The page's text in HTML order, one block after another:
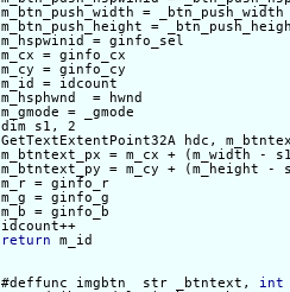
m_btn_push_width = _btn_push_width
m_btn_push_height =
m_hspwinid = ginfo_sel
m_cx = ginfo_cx
m_cy = ginfo_cy
m_id = idcount
m_hsphwnd  = hwnd
m_gmode = _gmode
dim s1, 2
GetTextExtentPoint32A hdc,
m_btntext_px = m_cx + (m_width -
m_btntext_py = m_cy + (m_height -
m_r = ginfo_r
m_g = ginfo_g
m_b = ginfo_b
return
m_id
#deffunc imgbtn  str _btntext, int